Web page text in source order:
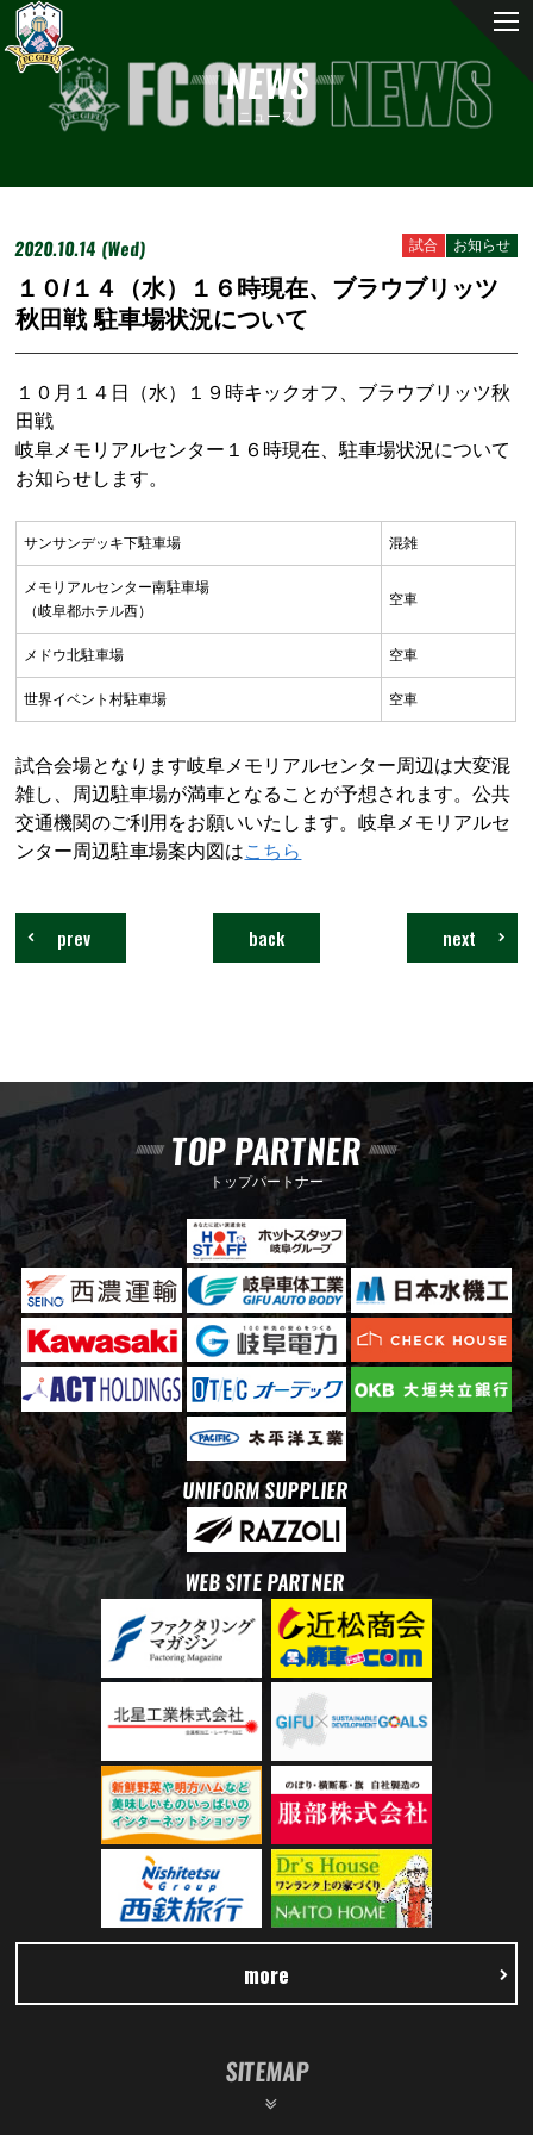
NEWS
ニュース
2020.10.14 (Wed) お知らせ
試合
１０/１４（水）１６時現在、ブラウブリッツ
秋田戦 駐車場状況について
１０月１４日（水）１９時キックオフ、ブラウブリッツ秋
田戦
岐阜メモリアルセンター１６時現在、駐車場状況について
お知らせします。
サンサンデッキ下駐車場 混雑
メモリアルセンター南駐車場
（岐阜都ホテル西）
空車
メドウ北駐車場 空車
世界イベント村駐車場 空車
試合会場となります岐阜メモリアルセンター周辺は大変混
雑し、周辺駐車場が満車となることが予想されます。公共
交通機関のご利用をお願いいたします。岐阜メモリアルセ
ンター周辺駐車場案内図はこちら
next
back
prev
TOP PARTNER
トップパートナー
UNIFORM SUPPLIER
WEB SITE PARTNER
more
SITEMAP